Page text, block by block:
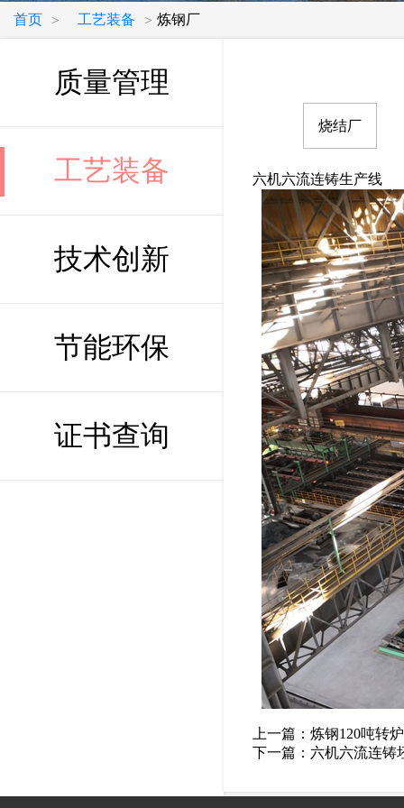
首页 > 工艺装备 > 炼钢厂
质量管理
工艺装备
技术创新
节能环保
证书查询
烧结厂
六机六流连铸生产线
上一篇： 炼钢120吨转炉
下一篇： 六机六流连铸